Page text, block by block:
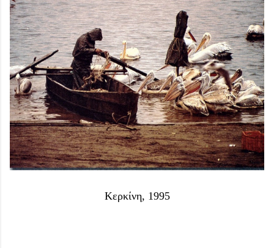
Κερκίνη, 1995